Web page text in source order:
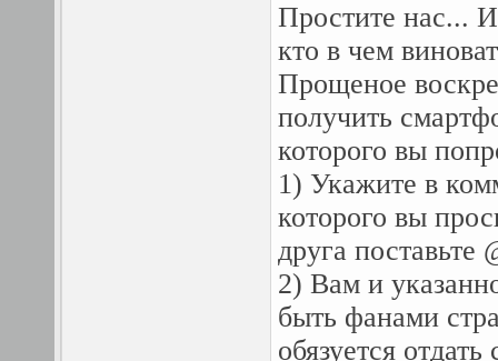
Простите нас...
кто в чем
Прощеное
получить
которого вы
1) Укажите в
которого вы
друга поставьте
2) Вам и
быть фанами
обязуется